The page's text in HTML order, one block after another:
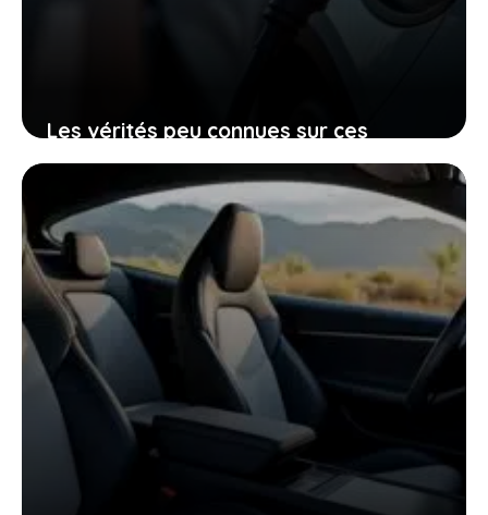
Les vérités peu connues sur ces
voitures électriques françaises
presque invendables sur le marché de
l’occasion
26 janvier 2026